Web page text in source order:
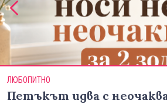
ЛЮБОПИТНО
Петъкът идва с